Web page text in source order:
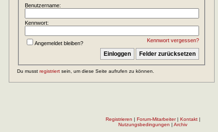
Benutzername:
Kennwort:
Kennwort vergessen?
Angemeldet bleiben?
Du musst registriert sein, um diese Seite aufrufen zu können.
Registrieren | Forum-Mitarbeiter| Kontakt|
Nutzungsbedingungen | Archiv